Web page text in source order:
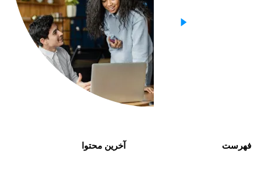
فهرست آخرین محتوا